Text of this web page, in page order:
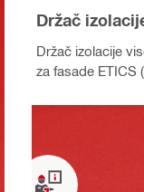
Držač
Držač izolacije
za fasade ETICS